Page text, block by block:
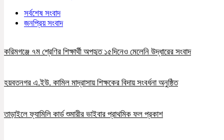
সর্বশেষ সংবাদ
জনপ্রিয় সংবাদ
করিমগঞ্জে ৭ম শ্রেণির শিক্ষার্থী অপহৃত ১৫দিনেও মেলেনি উদ্ধারের সংবাদ
হয়বতনগর এ.ইউ. কামিল মাদ্রাসায় শিক্ষকের বিদায় সংবর্ধনা অনুষ্ঠিত
তাড়াইলে ফ্যামিলি কার্ড শুমারীর ভাইবার প্রাথমিক ফল প্রকাশ